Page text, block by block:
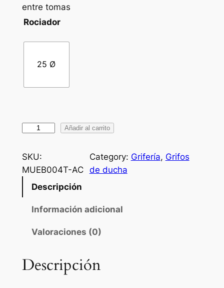
entre tomas
Rociador
25 Ø
r
r
h
a
Añadir al carrito
SKU:
MUEB004T-AC
Category: Grifería, Grifos
de ducha
Descripción
Información adicional
Valoraciones (0)
Descripción